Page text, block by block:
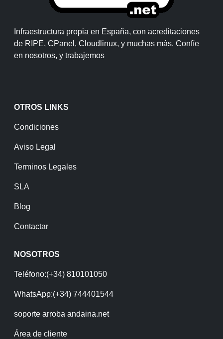
Infraestructura propia en España, con acreditaciones
de RIPE, CPanel, Cloudlinux, y muchas más. Confíe
en nosotros, y trabajemos
OTROS LINKS
Condiciones
Aviso Legal
Terminos Legales
SLA
Blog
Contactar
NOSOTROS
Teléfono:(+34) 810101050
WhatsApp:(+34) 744401544
soporte arroba andaina.net
Área de cliente